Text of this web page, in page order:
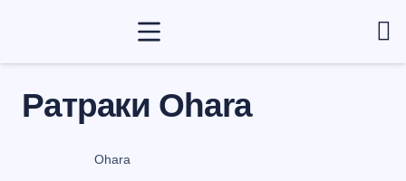
Ратраки Ohara
Ohara